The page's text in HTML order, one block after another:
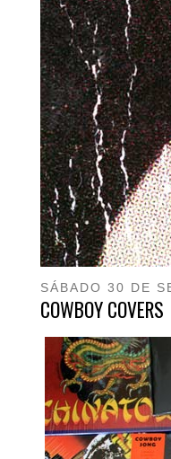
SÁBADO 30 DE
COWBOY COVERS